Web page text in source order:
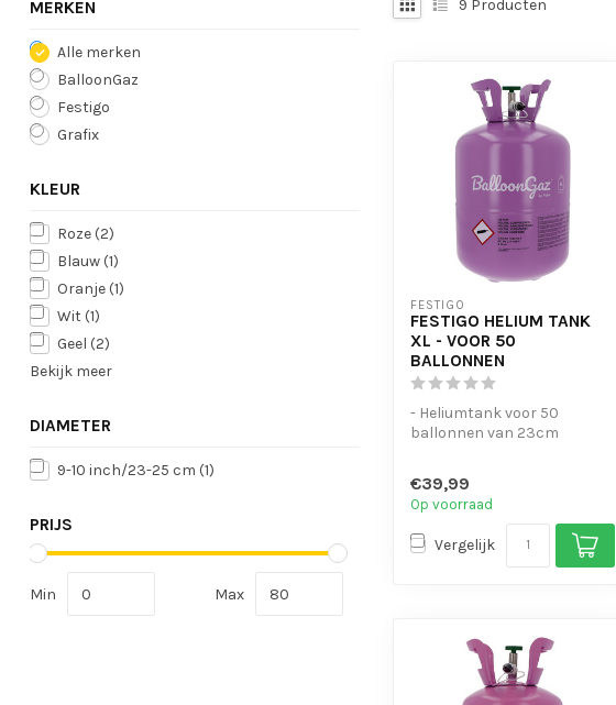
MERKEN
Alle merken
BalloonGaz
Festigo
Grafix
KLEUR
Roze (2)
Blauw (1)
Oranje (1)
Wit (1)
Geel (2)
Bekijk meer
DIAMETER
9-10 inch/23-25 cm (1)
PRIJS
Min Max
9 Producten
FESTIGO
FESTIGO HELIUM TANK
XL - VOOR 50
BALLONNEN
- Heliumtank voor 50
ballonnen van 23cm
€39,99
Op voorraad
Vergelijk